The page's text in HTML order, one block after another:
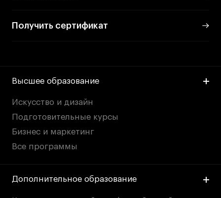
Получить сертификат
Высшее образование
Искусство и дизайн
Подготовительные курсы
Бизнес и маркетинг
Все программы
Дополнительное образование